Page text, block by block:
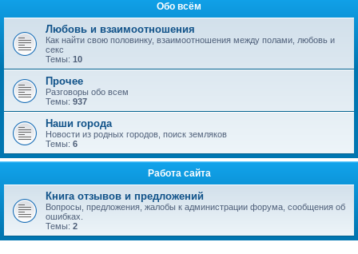
Обо всём
Любовь и взаимоотношения
Как найти свою половинку, взаимоотношения между полами, любовь и
секс
Темы: 10
Прочее
Разговоры обо всем
Темы: 937
Наши города
Новости из родных городов, поиск земляков
Темы: 6
Работа сайта
Книга отзывов и предложений
Вопросы, предложения, жалобы к администрации форума, сообщения об
ошибках.
Темы: 2